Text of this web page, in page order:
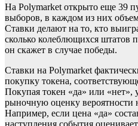
На Polymarket открыто еще 39
выборов, в каждом из них
Ставки делают на то, кто
сколько колеблющихся штатов
он скажет в случае победы.
Ставки на Polymarket
покупку токена,
Покупая токен «да» или «нет»,
рыночную оценку вероятности
Например, если цена «да»